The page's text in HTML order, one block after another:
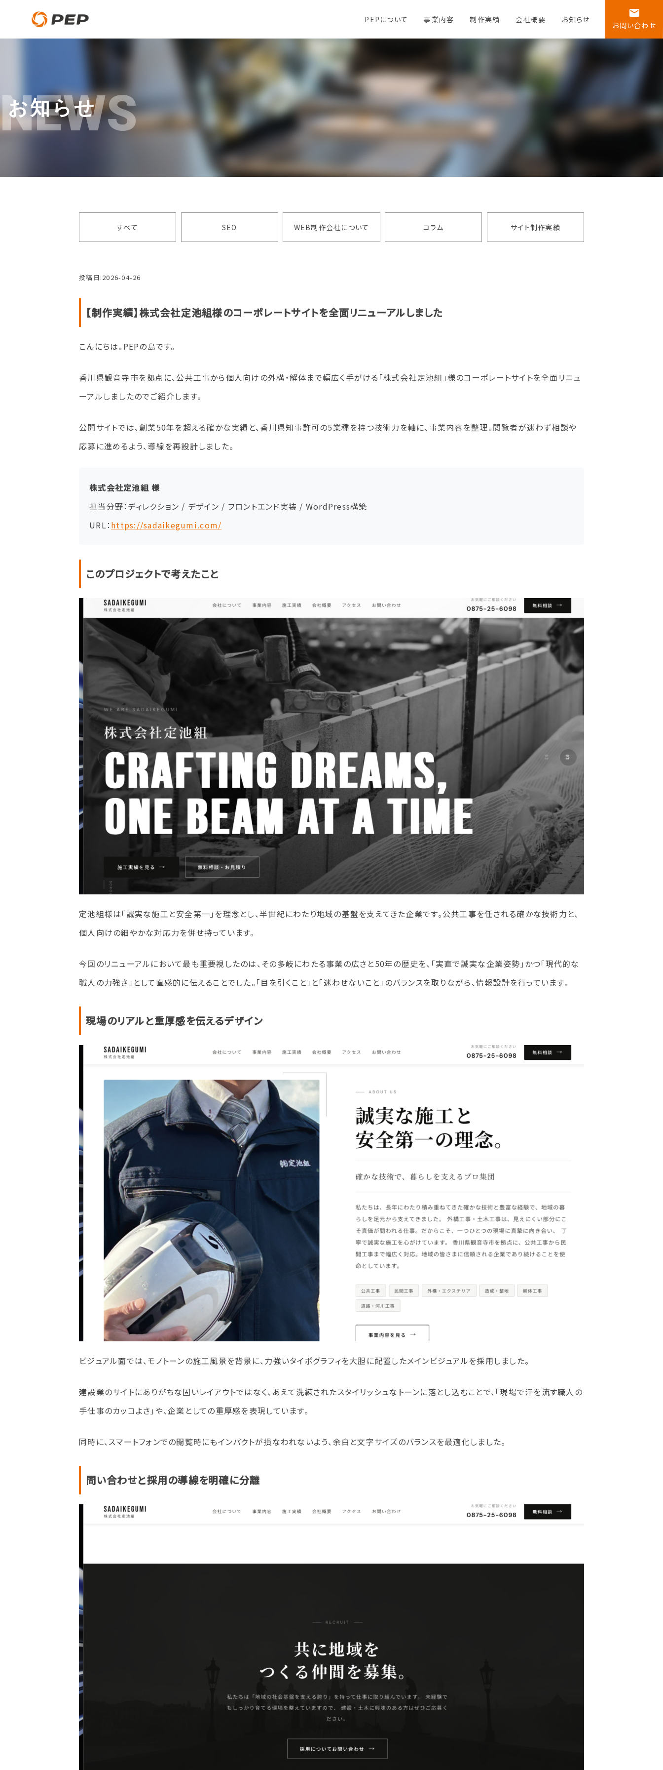
PEPについて 事業内容 制作実績 会社概要 お知らせ
email
お問い合わせ
NEWS
お知らせ
すべて SEO WEB制作会社について コラム サイト制作実績
投稿日:2026-04-26
【制作実績】株式会社定池組様のコーポレートサイトを全面リニューアルしました
こんにちは。PEPの島です。
香川県観音寺市を拠点に、公共工事から個人向けの外構・解体まで幅広く手がける「株式会社定池組」様のコーポレートサイトを全面リニュ
ーアルしましたのでご紹介します。
公開サイトでは、創業50年を超える確かな実績と、香川県知事許可の5業種を持つ技術力を軸に、事業内容を整理。閲覧者が迷わず相談や
応募に進めるよう、導線を再設計しました。
株式会社定池組 様
担当分野：ディレクション / デザイン / フロントエンド実装 / WordPress構築
URL： https://sadaikegumi.com/
このプロジェクトで考えたこと
定池組様は「誠実な施工と安全第一」を理念とし、半世紀にわたり地域の基盤を支えてきた企業です。公共工事を任される確かな技術力と、
個人向けの細やかな対応力を併せ持っています。
今回のリニューアルにおいて最も重要視したのは、その多岐にわたる事業の広さと50年の歴史を、「実直で誠実な企業姿勢」かつ「現代的な
職人の力強さ」として直感的に伝えることでした。「目を引くこと」と「迷わせないこと」のバランスを取りながら、情報設計を行っています。
現場のリアルと重厚感を伝えるデザイン
ビジュアル面では、モノトーンの施工風景を背景に、力強いタイポグラフィを大胆に配置したメインビジュアルを採用しました。
建設業のサイトにありがちな固いレイアウトではなく、あえて洗練されたスタイリッシュなトーンに落とし込むことで、「現場で汗を流す職人の
手仕事のカッコよさ」や、企業としての重厚感を表現しています。
同時に、スマートフォンでの閲覧時にもインパクトが損なわれないよう、余白と文字サイズのバランスを最適化しました。
問い合わせと採用の導線を明確に分離